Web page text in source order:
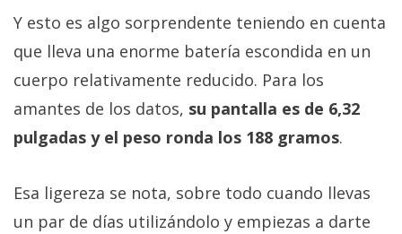
Y esto es algo sorprendente teniendo en cuenta
que lleva una enorme batería escondida en un
cuerpo relativamente reducido. Para los
amantes de los datos, su pantalla es de 6,32
pulgadas y el peso ronda los 188 gramos.
Esa ligereza se nota, sobre todo cuando llevas
un par de días utilizándolo y empiezas a darte